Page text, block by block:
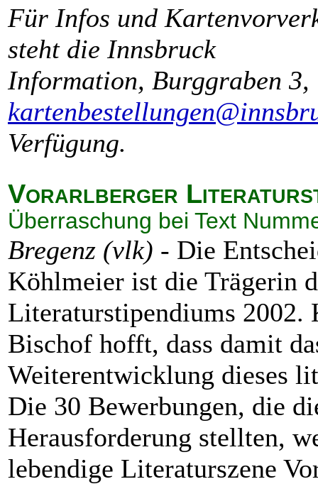
Für Infos und
steht die Innsbruck
Information, Burggraben
Verfügung.
Vorarlberger
Überraschung bei Text
Bregenz (vlk) - Die
Köhlmeier ist die Trägerin
Literaturstipendiums 2002.
Bischof hofft, dass damit
Weiterentwicklung dieses
Die 30 Bewerbungen, die
Herausforderung stellten,
lebendige Literaturszene